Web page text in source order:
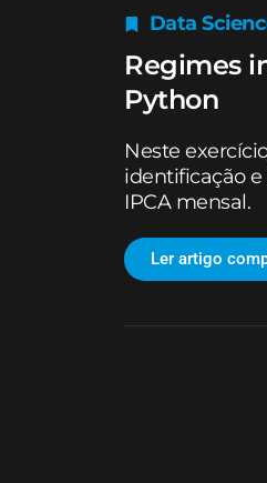
Data
Regimes
Python
Neste
identificação
IPCA mensal.
Ler artigo